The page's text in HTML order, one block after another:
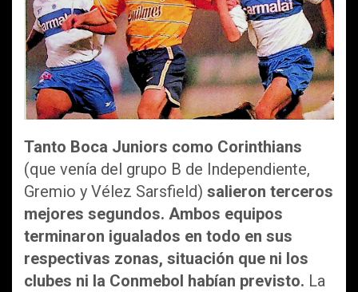
Tanto Boca Juniors como Corinthians
(que venía del grupo B de Independiente,
Gremio y Vélez Sarsfield) salieron terceros
mejores segundos. Ambos equipos
terminaron igualados en todo en sus
respectivas zonas, situación que ni los
clubes ni la Conmebol habían previsto. La